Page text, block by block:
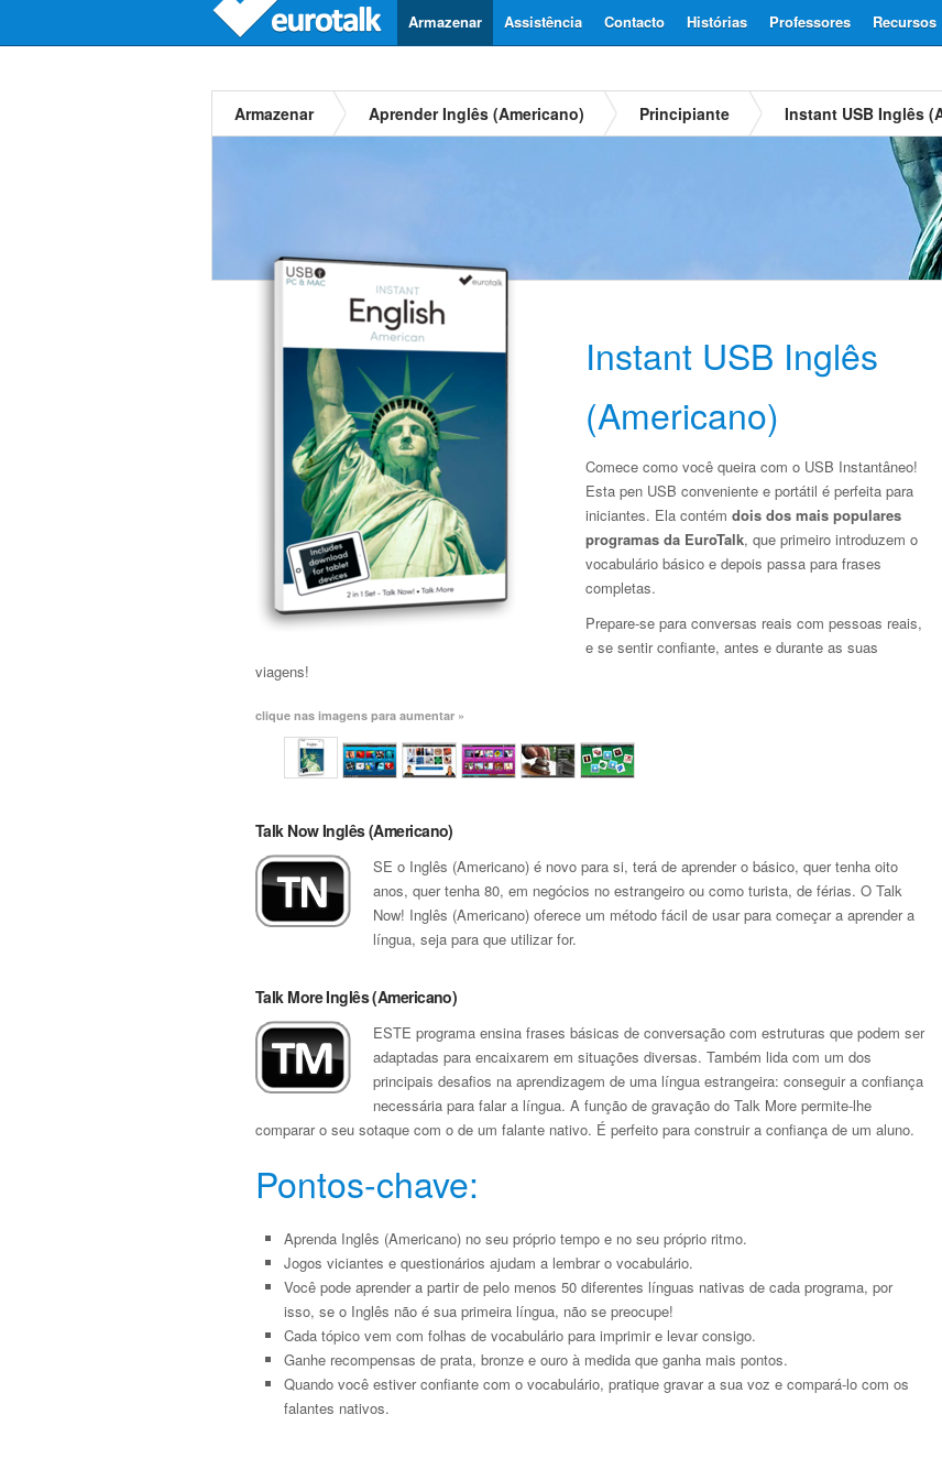
Recursos
Professores
Histórias
Contacto
Assistência
Armazenar
Armazenar Aprender Inglês (Americano) Principiante Instant USB Inglês
Instant USB Inglês
(Americano)
Comece como você queira com o USB Instantâneo!
Esta pen USB conveniente e portátil é perfeita para
iniciantes. Ela contém dois dos mais populares
programas da EuroTalk, que primeiro introduzem o
vocabulário básico e depois passa para frases
completas.
Prepare-se para conversas reais com pessoas reais,
e se sentir confiante, antes e durante as suas
viagens!
clique nas imagens para aumentar »
Talk Now Inglês (Americano)
SE o Inglês (Americano) é novo para si, terá de aprender o básico, quer tenha oito
anos, quer tenha 80, em negócios no estrangeiro ou como turista, de férias. O Talk
Now! Inglês (Americano) oferece um método fácil de usar para começar a aprender a
língua, seja para que utilizar for.
Talk More Inglês (Americano)
ESTE programa ensina frases básicas de conversação com estruturas que podem ser
adaptadas para encaixarem em situações diversas. Também lida com um dos
principais desafios na aprendizagem de uma língua estrangeira: conseguir a confiança
necessária para falar a língua. A função de gravação do Talk More permite-lhe
comparar o seu sotaque com o de um falante nativo. É perfeito para construir a confiança de um aluno.
Pontos-chave:
Aprenda Inglês (Americano) no seu próprio tempo e no seu próprio ritmo.
Jogos viciantes e questionários ajudam a lembrar o vocabulário.
Você pode aprender a partir de pelo menos 50 diferentes línguas nativas de cada programa, por
isso, se o Inglês não é sua primeira língua, não se preocupe!
Cada tópico vem com folhas de vocabulário para imprimir e levar consigo.
Ganhe recompensas de prata, bronze e ouro à medida que ganha mais pontos.
Quando você estiver confiante com o vocabulário, pratique gravar a sua voz e compará-lo com os
falantes nativos.